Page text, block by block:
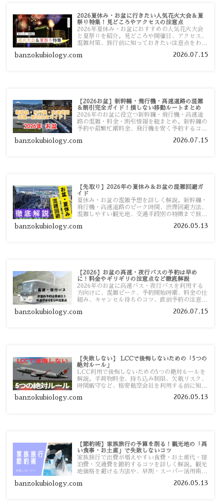
2026夏休み・お盆に行きたい人気花火大会＆夏
祭り特集！見どころやアクセスの注意点
2026年夏休み・お盆におすすめの人気花火大会
と夏祭りを紹介。見どころや開催日、アクセス、
混雑対策、旅行前に知っておきたい注意点をわか
banzokubiology.com 2026.07.15
【2026お盆】新幹線・飛行機・高速道路の混雑
＆割引完全ガイド！損しない移動ルートまとめ
2026年のお盆に役立つ新幹線・飛行機・高速道
路の混雑・料金・割引情報を総まとめ。新幹線の
予約や最繁忙期料金、飛行機を安く予約するコ
い移動方法を分かりやすく解説します。
banzokubiology.com 2026.07.15
【先取り】2026年の夏休み＆お盆の混雑回避ガ
イド
夏休み・お盆の混雑予想を詳しく解説。新幹線・
飛行機・高速道路のピーク時間、渋滞回避方法、
混雑しやすい観光地、交通手段別の特徴まで旅行
banzokubiology.com 2026.05.13
【2026】お盆の高速・夜行バスの予約は早め
に！料金やギリギリの注意点など徹底解説
2026年のお盆に高速バス・夜行バスを利用する
方向けに、混雑ピーク、予約開始時期、料金の仕
組み、キャンセル待ちのコツ、直前予約の注意点
banzokubiology.com 2026.07.15
【失敗しない】 LCCで後悔しないための「5つの
絶対ルール」
LCC利用で後悔しないための5つの絶対ルールを
解説。手荷物料金、持ち込み制限、欠航リスク、
時間厳守など、格安航空会社を利用する前に知っ
す。
banzokubiology.com 2026.05.13
【節約術】家族旅行の予算を削る！観光地の「高
い食事・お土産」で失敗しないコツ
家族旅行で出費が増えやすい食費・お土産代・宿
泊費・交通費を節約するコツを詳しく解説。観光
地価格を避ける方法や、早割・スーパー活用術、
banzokubiology.com 2026.05.13